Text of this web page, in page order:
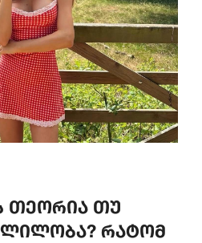
თეორია თუ
რატომ